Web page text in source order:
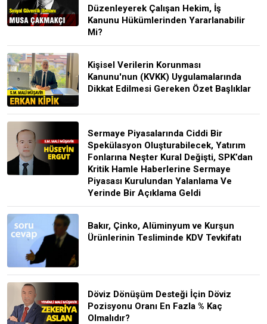
Düzenleyerek Çalışan Hekim, İş
Kanunu Hükümlerinden Yararlanabilir
Mi?
Kişisel Verilerin Korunması
Kanunu'nun (KVKK) Uygulamalarında
Dikkat Edilmesi Gereken Özet Başlıklar
Sermaye Piyasalarında Ciddi Bir
Spekülasyon Oluşturabilecek, Yatırım
Fonlarına Neşter Kural Değişti, SPK’dan
Kritik Hamle Haberlerine Sermaye
Piyasası Kurulundan Yalanlama Ve
Yerinde Bir Açıklama Geldi
Bakır, Çinko, Alüminyum ve Kurşun
Ürünlerinin Tesliminde KDV Tevkifatı
Döviz Dönüşüm Desteği İçin Döviz
Pozisyonu Oranı En Fazla % Kaç
Olmalıdır?